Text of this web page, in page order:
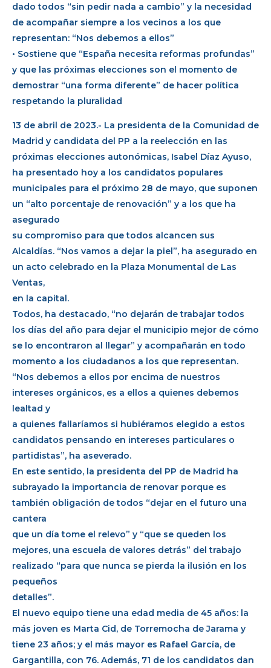
dado todos “sin pedir nada a cambio” y la necesidad
de acompañar siempre a los vecinos a los que
representan: “Nos debemos a ellos”
• Sostiene que “España necesita reformas profundas”
y que las próximas elecciones son el momento de
demostrar “una forma diferente” de hacer política
respetando la pluralidad
13 de abril de 2023.- La presidenta de la Comunidad de
Madrid y candidata del PP a la reelección en las
próximas elecciones autonómicas, Isabel Díaz Ayuso,
ha presentado hoy a los candidatos populares
municipales para el próximo 28 de mayo, que suponen
un “alto porcentaje de renovación” y a los que ha
asegurado
su compromiso para que todos alcancen sus
Alcaldías. “Nos vamos a dejar la piel”, ha asegurado en
un acto celebrado en la Plaza Monumental de Las
Ventas,
en la capital.
Todos, ha destacado, “no dejarán de trabajar todos
los días del año para dejar el municipio mejor de cómo
se lo encontraron al llegar” y acompañarán en todo
momento a los ciudadanos a los que representan.
“Nos debemos a ellos por encima de nuestros
intereses orgánicos, es a ellos a quienes debemos
lealtad y
a quienes fallaríamos si hubiéramos elegido a estos
candidatos pensando en intereses particulares o
partidistas”, ha aseverado.
En este sentido, la presidenta del PP de Madrid ha
subrayado la importancia de renovar porque es
también obligación de todos “dejar en el futuro una
cantera
que un día tome el relevo” y “que se queden los
mejores, una escuela de valores detrás” del trabajo
realizado “para que nunca se pierda la ilusión en los
pequeños
detalles”.
El nuevo equipo tiene una edad media de 45 años: la
más joven es Marta Cid, de Torremocha de Jarama y
tiene 23 años; y el más mayor es Rafael García, de
Gargantilla, con 76. Además, 71 de los candidatos dan